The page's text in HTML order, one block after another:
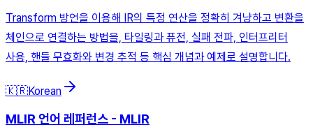
Transform 방언을 이용해 IR의 특정 연산을 정확히 겨냥하고 변환을
체인으로 연결하는 방법을, 타일링과 퓨전, 실패 전파, 인터프리터
사용, 핸들 무효화와 변경 추적 등 핵심 개념과 예제로 설명합니다.
🇰🇷Korean
MLIR 언어 레퍼런스 - MLIR